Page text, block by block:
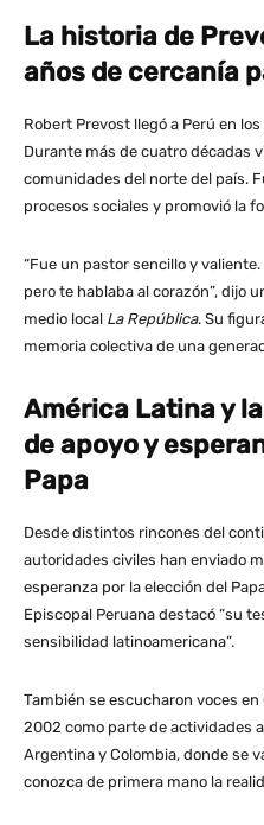
La historia de
años de cercanía
Robert Prevost llegó a Perú en
Durante más de cuatro décadas
comunidades del norte del país.
procesos sociales y promovió la
“Fue un pastor sencillo y
pero te hablaba al corazón”, dijo
medio local La República. Su
memoria colectiva de una
América Latina y
de apoyo y
Papa
Desde distintos rincones del
autoridades civiles han enviado
esperanza por la elección del
Episcopal Peruana destacó “su
sensibilidad latinoamericana”.
También se escucharon voces en
2002 como parte de actividades
Argentina y Colombia, donde se
conozca de primera mano la